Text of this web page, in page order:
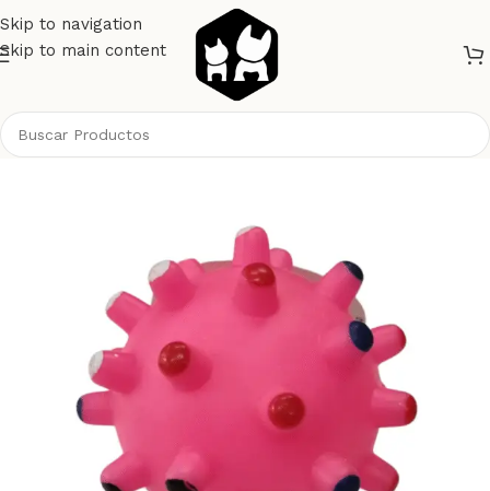
Skip to navigation
Skip to main content